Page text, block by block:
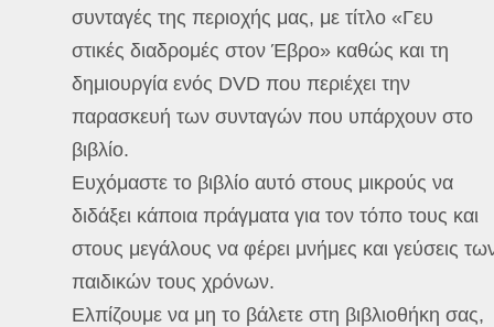
συνταγές της περιοχής μας, με τίτλο «Γευ
στικές διαδρομές στον Έβρο» καθώς και τη
δημιουργία ενός DVD που περιέχει την
παρασκευή των συνταγών που υπάρχουν στο
βιβλίο.
Ευχόμαστε το βιβλίο αυτό στους μικρούς να
διδάξει κάποια πράγματα για τον τόπο τους και
στους μεγάλους να φέρει μνήμες και γεύσεις
παιδικών τους χρόνων.
Ελπίζουμε να μη το βάλετε στη βιβλιοθήκη σας,